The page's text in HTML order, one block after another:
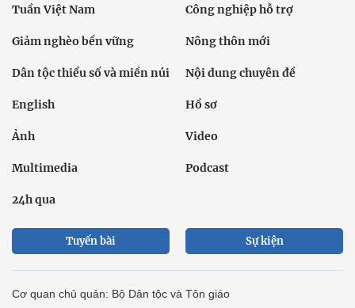
Tuần Việt Nam Công nghiệp hỗ trợ
Giảm nghèo bền vững Nông thôn mới
Dân tộc thiểu số và miền núi Nội dung chuyên đề
English Hồ sơ
Ảnh Video
Multimedia Podcast
24h qua
Tuyến bài Sự kiện
Cơ quan chủ quản: Bộ Dân tộc và Tôn giáo